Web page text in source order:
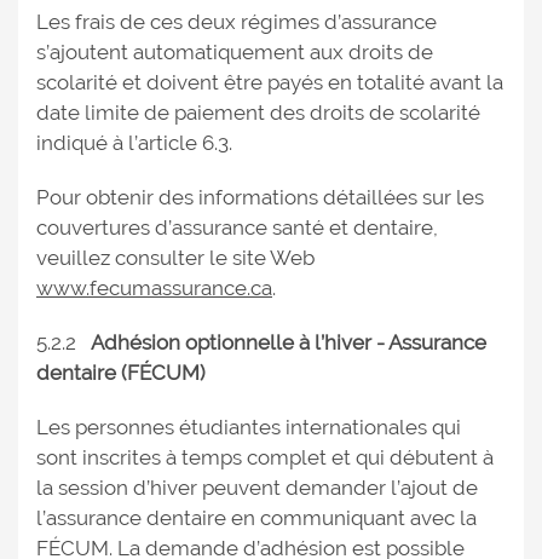
Les frais de ces deux régimes d’assurance
s’ajoutent automatiquement aux droits de
scolarité et doivent être payés en totalité avant la
date limite de paiement des droits de scolarité
indiqué à l’article 6.3.
Pour obtenir des informations détaillées sur les
couvertures d’assurance santé et dentaire,
veuillez consulter le site Web
www.fecumassurance.ca.
5.2.2 Adhésion optionnelle à l’hiver - Assurance
dentaire (FÉCUM)
Les personnes étudiantes internationales qui
sont inscrites à temps complet et qui débutent à
la session d’hiver peuvent demander l’ajout de
l’assurance dentaire en communiquant avec la
FÉCUM. La demande d’adhésion est possible